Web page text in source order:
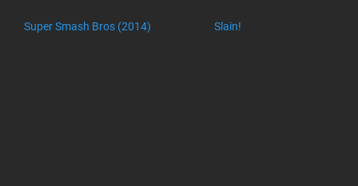
Super Smash Bros (2014) Slain!